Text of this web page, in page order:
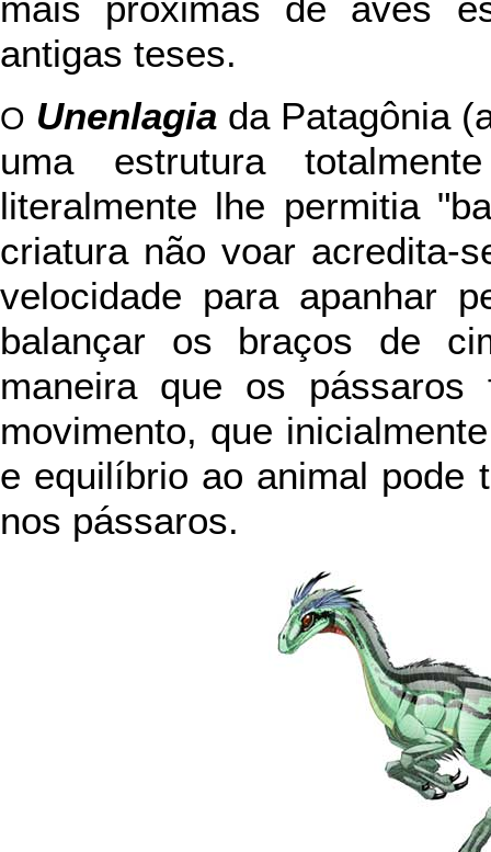
mais próximas de aves
antigas teses.
O Unenlagia da Patagônia
uma estrutura
literalmente lhe permitia
criatura não voar acredita-
velocidade para apanhar
balançar os braços de
maneira que os pássaros
movimento, que
e equilíbrio ao animal pode
nos pássaros.